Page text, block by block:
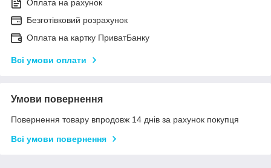
Оплата на рахунок
Безготівковий розрахунок
Оплата на картку ПриватБанку
Всі умови оплати
Умови повернення
Повернення товару впродовж 14 днів за рахунок покупця
Всі умови повернення